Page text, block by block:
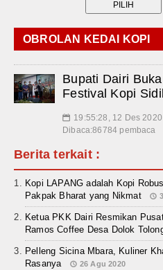
OBROLAN KEDAI KOPI
Bupati Dairi
Festival Kopi
📅 19:55:28, 12 Des 2020
Dibaca:86784 pembaca
Berita terkait :
Kopi LAPANG adalah Kopi
Pakpak Bharat yang Nikmat
Ketua PKK Dairi Resmikan
Ramos Coffee Desa Dolok
Pelleng Sicina Mbara, Kuliner
Rasanya
26 Agu 2020